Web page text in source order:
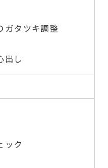
ガタツキ調整
出し
ック